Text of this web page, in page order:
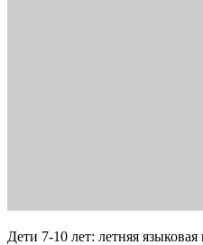
Дети 7-10 лет: летняя